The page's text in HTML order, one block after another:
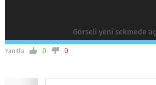
Görseli yeni sekmede aç
Yanıtla 0 0